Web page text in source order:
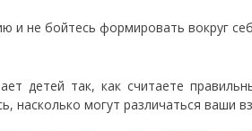
и не бойтесь формировать вокруг
детей так, как считаете
насколько могут различаться ваши